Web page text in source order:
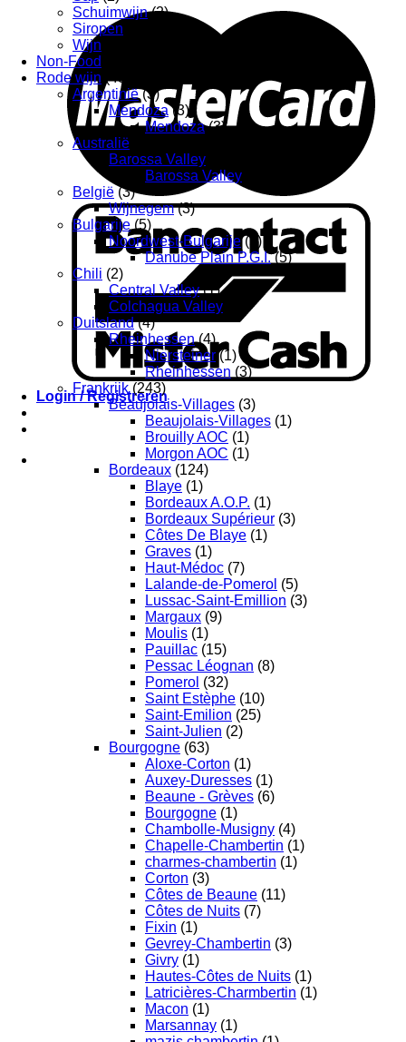
Login / Registreren
Schuimwijn (2)
Siropen
Wijn
Non-Food
Rode wijn (435)
Argentinië (3)
Mendoza (3)
Mendoza (3)
Australië
Barossa Valley
Barossa Valley
België (3)
Wijnegem (3)
Bulgarije (5)
Noordwest-Bulgarije (5)
Danube Plain P.G.I. (5)
Chili (2)
Central Valley (1)
Colchagua Valley
Duitsland (4)
Rheinhessen (4)
Niersteiner (1)
Rheinhessen (3)
Frankrijk (243)
Beaujolais-Villages (3)
Beaujolais-Villages (1)
Brouilly AOC (1)
Morgon AOC (1)
Bordeaux (124)
Blaye (1)
Bordeaux A.O.P. (1)
Bordeaux Supérieur (3)
Côtes De Blaye (1)
Graves (1)
Haut-Médoc (7)
Lalande-de-Pomerol (5)
Lussac-Saint-Emillion (3)
Margaux (9)
Moulis (1)
Pauillac (15)
Pessac Léognan (8)
Pomerol (32)
Saint Estèphe (10)
Saint-Emilion (25)
Saint-Julien (2)
Bourgogne (63)
Aloxe-Corton (1)
Auxey-Duresses (1)
Beaune - Grèves (6)
Bourgogne (1)
Chambolle-Musigny (4)
Chapelle-Chambertin (1)
charmes-chambertin (1)
Corton (3)
Côtes de Beaune (11)
Côtes de Nuits (7)
Fixin (1)
Gevrey-Chambertin (3)
Givry (1)
Hautes-Côtes de Nuits (1)
Latricières-Charmbertin (1)
Macon (1)
Marsannay (1)